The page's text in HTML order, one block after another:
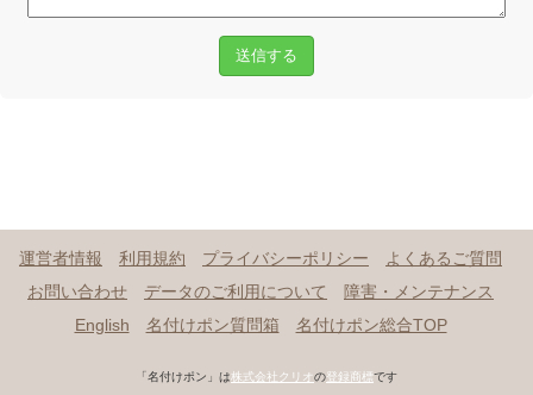
送信する
運営者情報 利用規約 プライバシーポリシー
よくあるご質問
お問い合わせ
データのご利用について
障害・メンテナンス
English
名付けポン質問箱 名付けポン総合TOP
「名付けポン」は株式会社クリオの登録商標です